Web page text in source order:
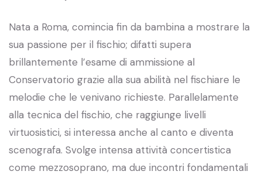
Nata a Roma, comincia fin da bambina a mostrare la
sua passione per il fischio; difatti supera
brillantemente l’esame di ammissione al
Conservatorio grazie alla sua abilità nel fischiare le
melodie che le venivano richieste. Parallelamente
alla tecnica del fischio, che raggiunge livelli
virtuosistici, si interessa anche al canto e diventa
scenografa. Svolge intensa attività concertistica
come mezzosoprano, ma due incontri fondamentali